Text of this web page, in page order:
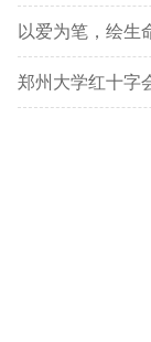
以爱为笔，绘生
郑州大学红十字